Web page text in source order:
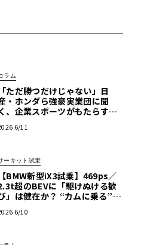
ラム
「ただ勝つだけじゃない」日
・ホンダら強豪実業団に聞
、企業スポーツがもたらす熱
6/11
ーキット試乗
【BMW新型iX3試乗】469ps／
超のBEVに「駆けぬける歓
」は健在か？ “カムに乗る”官
LAB》
6/10